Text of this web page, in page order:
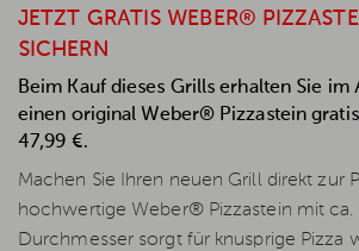
JETZT GRATIS WEBER®
SICHERN
Beim Kauf dieses Grills erhalten Sie im
einen original Weber® Pizzastein
47,99 €.
Machen Sie Ihren neuen Grill direkt zur
hochwertige Weber® Pizzastein mit ca.
Durchmesser sorgt für knusprige Pizza